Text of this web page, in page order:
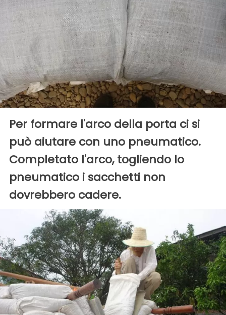
Per formare l'arco della porta ci si
può aiutare con uno pneumatico.
Completato l'arco, togliendo lo
pneumatico i sacchetti non
dovrebbero cadere.